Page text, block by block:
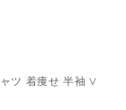
ツ 着痩せ 半袖 V